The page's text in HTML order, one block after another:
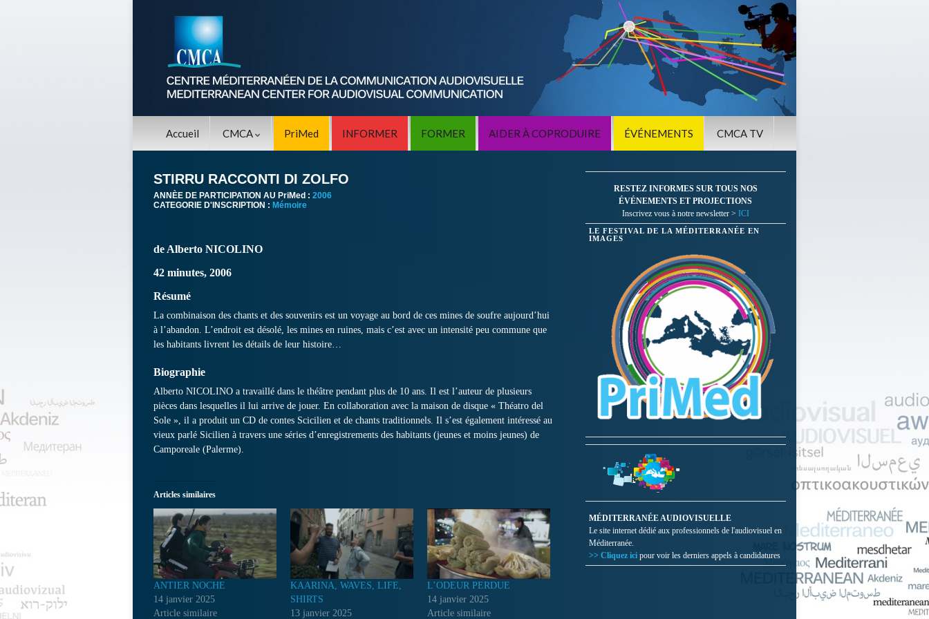
Accueil CMCA PriMed INFORMER FORMER AIDER À COPRODUIRE ÉVÉNEMENTS CMCA TV
STIRRU RACCONTI DI ZOLFO
ANNÈE DE PARTICIPATION AU PriMed : 2006
CATEGORIE D'INSCRIPTION : Mémoire
de Alberto NICOLINO
42 minutes, 2006
Résumé
La combinaison des chants et des souvenirs est un voyage au bord de ces mines de soufre aujourd’hui
à l’abandon. L’endroit est désolé, les mines en ruines, mais c’est avec un intensité peu commune que
les habitants livrent les détails de leur histoire…
Biographie
Alberto NICOLINO a travaillé dans le théâtre pendant plus de 10 ans. Il est l’auteur de plusieurs
pièces dans lesquelles il lui arrive de jouer. En collaboration avec la maison de disque « Théatro del
Sole », il a produit un CD de contes Scicilien et de chants traditionnels. Il s’est également intéressé au
vieux parlé Sicilien à travers une séries d’enregistrements des habitants (jeunes et moins jeunes) de
Camporeale (Palerme).
Articles similaires
ANTIER NOCHE
14 janvier 2025
Article similaire
KAARINA, WAVES, LIFE,
SHIRTS
13 janvier 2025
L’ODEUR PERDUE
14 janvier 2025
Article similaire
RESTEZ INFORMES SUR TOUS NOS
ÉVÉNEMENTS ET PROJECTIONS
Inscrivez vous à notre newsletter > ICI
LE FESTIVAL DE LA MÉDITERRANÉE EN
IMAGES
MÉDITERRANÉE AUDIOVISUELLE
Le site internet dédié aux professionnels de l'audiovisuel en
Méditerranée.
>> Cliquez ici pour voir les derniers appels à candidatures